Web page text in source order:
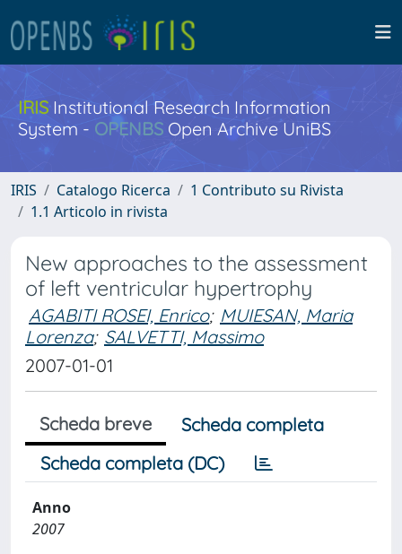
IRISInstitutional Research Information
System - OPENBS Open Archive UniBS
IRIS Catalogo Ricerca
1 Contributo su Rivista
1.1 Articolo in rivista
New approaches to the assessment
of left ventricular hypertrophy
AGABITI ROSEI, Enrico; MUIESAN, Maria
Lorenza; SALVETTI, Massimo
2007-01-01
Scheda breve
Scheda completa
Scheda completa (DC)
Anno
2007